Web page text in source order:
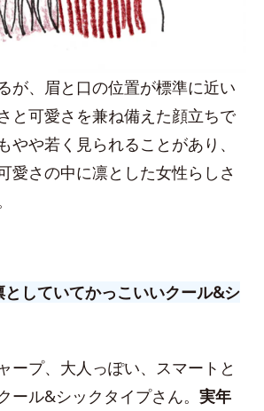
が、眉と口の位置が標準に近い
と可愛さを兼ね備えた顔立ちで
やや若く見られることがあり、
愛さの中に凛とした女性らしさ
していてかっこいいクール&シ
ープ、大人っぽい、スマートと
ール&シックタイプさん。 実年